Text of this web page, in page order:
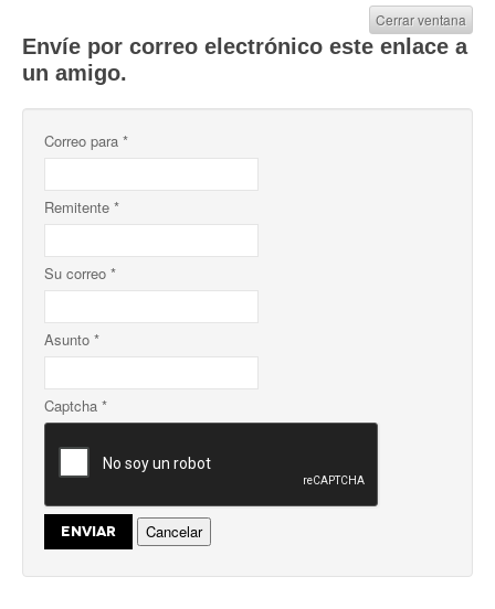
Envíe por correo electrónico este enlace a
un amigo.
Cerrar ventana
Correo para *
Remitente *
Su correo *
Asunto *
Captcha *
ENVIAR Cancelar